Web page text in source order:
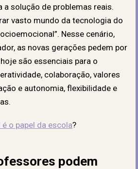
a solução de problemas reais.
vasto mundo da tecnologia do
Nesse cenário,
as novas gerações pedem por
são essenciais para o
colaboração, valores
e autonomia, flexibilidade e
é o papel da escola?
podem